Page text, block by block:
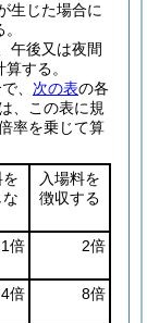
生じた場合に
午後又は夜間
する。
、 次の表の各
、この表に規
率を乗じて算
を
入場料を
徴収する
1倍 2倍
4倍 8倍